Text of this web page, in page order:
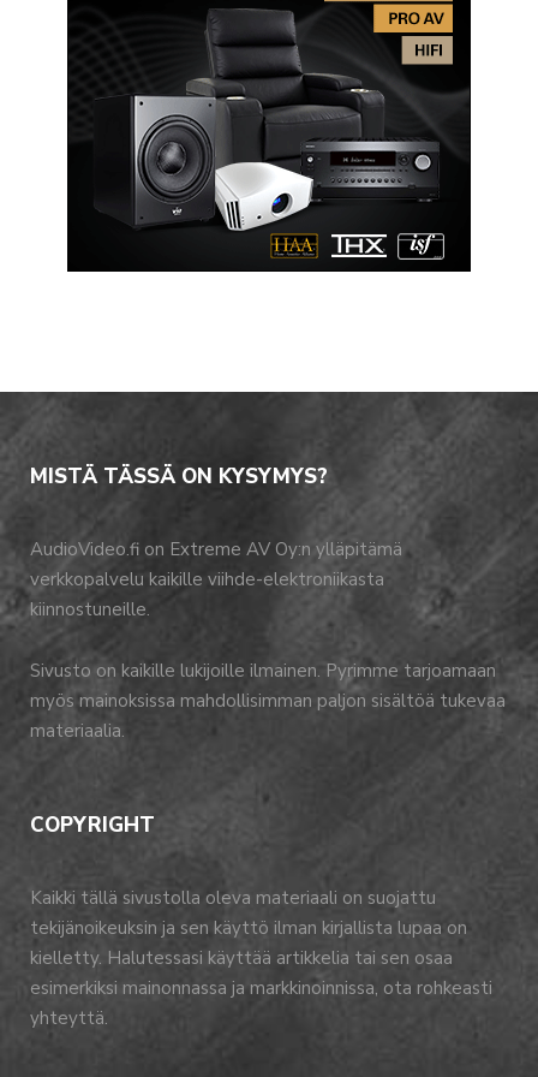
MISTÄ TÄSSÄ ON KYSYMYS?
AudioVideo.fi on Extreme AV Oy:n ylläpitämä
verkkopalvelu kaikille viihde-elektroniikasta
kiinnostuneille.
Sivusto on kaikille lukijoille ilmainen. Pyrimme tarjoamaan
myös mainoksissa mahdollisimman paljon sisältöä tukevaa
materiaalia.
COPYRIGHT
Kaikki tällä sivustolla oleva materiaali on suojattu
tekijänoikeuksin ja sen käyttö ilman kirjallista lupaa on
kielletty. Halutessasi käyttää artikkelia tai sen osaa
esimerkiksi mainonnassa ja markkinoinnissa, ota rohkeasti
yhteyttä.